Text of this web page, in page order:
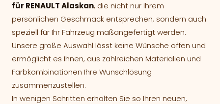
für RENAULT Alaskan, die nicht nur Ihrem
persönlichen Geschmack entsprechen, sondern auch
speziell für Ihr Fahrzeug maßangefertigt werden.
Unsere große Auswahl lässt keine Wünsche offen und
ermöglicht es Ihnen, aus zahlreichen Materialien und
Farbkombinationen Ihre Wunschlösung
zusammenzustellen.
In wenigen Schritten erhalten Sie so Ihren neuen,